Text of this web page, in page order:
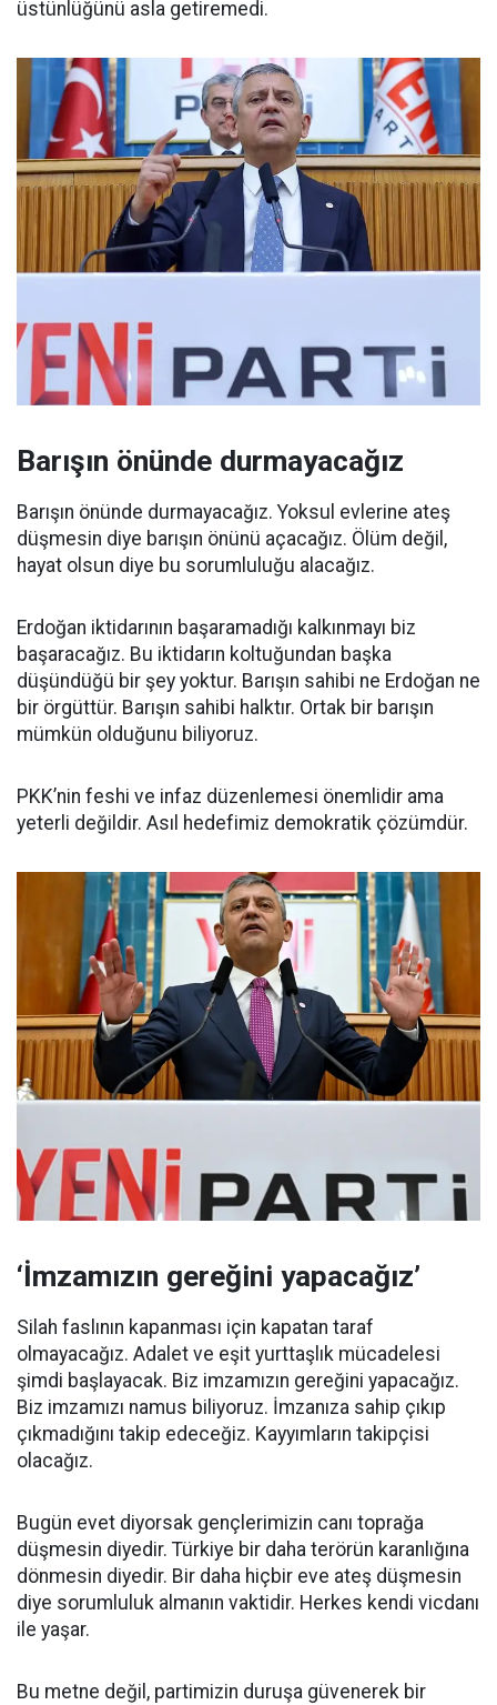
üstünlüğünü asla getiremedi.
Barışın önünde durmayacağız
Barışın önünde durmayacağız. Yoksul evlerine ateş
düşmesin diye barışın önünü açacağız. Ölüm değil,
hayat olsun diye bu sorumluluğu alacağız.
Erdoğan iktidarının başaramadığı kalkınmayı biz
başaracağız. Bu iktidarın koltuğundan başka
düşündüğü bir şey yoktur. Barışın sahibi ne Erdoğan ne
bir örgüttür. Barışın sahibi halktır. Ortak bir barışın
mümkün olduğunu biliyoruz.
PKK’nin feshi ve infaz düzenlemesi önemlidir ama
yeterli değildir. Asıl hedefimiz demokratik çözümdür.
‘İmzamızın gereğini yapacağız’
Silah faslının kapanması için kapatan taraf
olmayacağız. Adalet ve eşit yurttaşlık mücadelesi
şimdi başlayacak. Biz imzamızın gereğini yapacağız.
Biz imzamızı namus biliyoruz. İmzanıza sahip çıkıp
çıkmadığını takip edeceğiz. Kayyımların takipçisi
olacağız.
Bugün evet diyorsak gençlerimizin canı toprağa
düşmesin diyedir. Türkiye bir daha terörün karanlığına
dönmesin diyedir. Bir daha hiçbir eve ateş düşmesin
diye sorumluluk almanın vaktidir. Herkes kendi vicdanı
ile yaşar.
Bu metne değil, partimizin duruşa güvenerek bir